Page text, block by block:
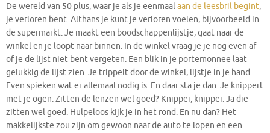
De wereld van 50 plus, waar je als je eenmaalaan de leesbril begint,
je verloren bent. Althans je kunt je verloren voelen, bijvoorbeeld in
de supermarkt. Je maakt een boodschappenlijstje, gaat naar de
winkel en je loopt naar binnen. In de winkel vraag je je nog even af
of je de lijst niet bent vergeten. Een blik in je portemonnee laat
gelukkig de lijst zien. Je trippelt door de winkel, lijstje in je hand.
Even spieken wat er allemaal nodig is. En daar sta je dan. Je knippert
met je ogen. Zitten de lenzen wel goed? Knipper, knipper. Ja die
zitten wel goed. Hulpeloos kijk je in het rond. En nu dan? Het
makkelijkste zou zijn om gewoon naar de auto te lopen en een